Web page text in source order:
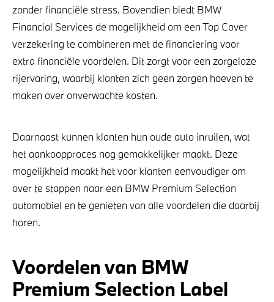
zonder financiële stress. Bovendien biedt BMW
Financial Services de mogelijkheid om een Top Cover
verzekering te combineren met de financiering voor
extra financiële voordelen. Dit zorgt voor een zorgeloze
rijervaring, waarbij klanten zich geen zorgen hoeven te
maken over onverwachte kosten.
Daarnaast kunnen klanten hun oude auto inruilen, wat
het aankoopproces nog gemakkelijker maakt. Deze
mogelijkheid maakt het voor klanten eenvoudiger om
over te stappen naar een BMW Premium Selection
automobiel en te genieten van alle voordelen die daarbij
horen.
Voordelen van BMW
Premium Selection Label